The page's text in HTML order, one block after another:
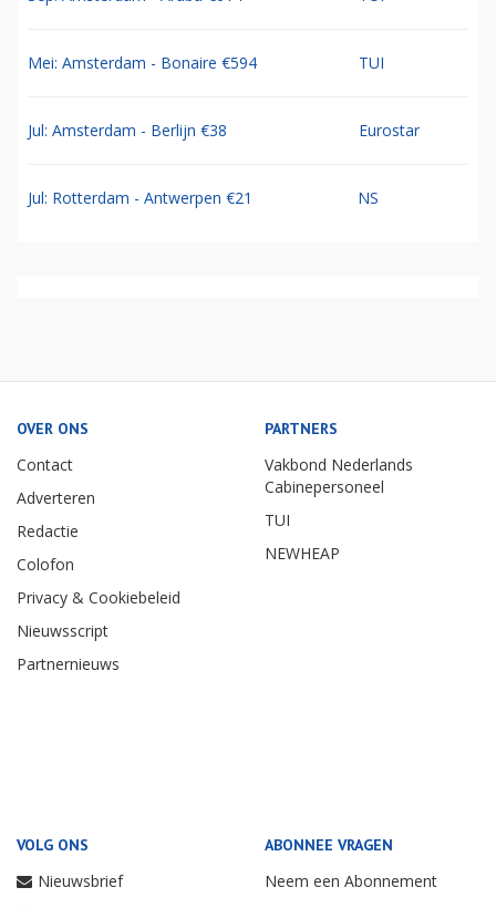
Mei: Amsterdam - Bonaire €594 TUI
Jul: Amsterdam - Berlijn €38 Eurostar
Jul: Rotterdam - Antwerpen €21 NS
OVER ONS
Contact
Adverteren
Redactie
Colofon
Privacy & Cookiebeleid
Nieuwsscript
Partnernieuws
PARTNERS
Vakbond Nederlands
Cabinepersoneel
TUI
NEWHEAP
VOLG ONS
Nieuwsbrief
ABONNEE VRAGEN
Neem een Abonnement